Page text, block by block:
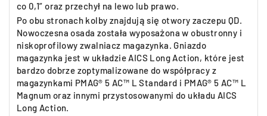
co 0,1” oraz przechył na lewo lub prawo.
Po obu stronach kolby znajdują się otwory zaczepu QD.
Nowoczesna osada została wyposażona w obustronny i
niskoprofilowy zwalniacz magazynka. Gniazdo
magazynka jest w układzie AICS Long Action, które jest
bardzo dobrze zoptymalizowane do współpracy z
magazynkami PMAG® 5 AC™ L Standard i PMAG® 5 AC™ L
Magnum oraz innymi przystosowanymi do układu AICS
Long Action.